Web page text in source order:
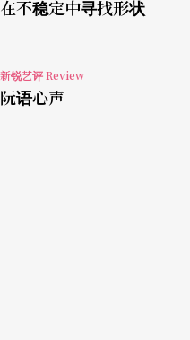
的心神，在演出过程中
的自己。
实验性极强的演出材料
在不稳定中寻找形状
新锐艺评 Review
阮语心声